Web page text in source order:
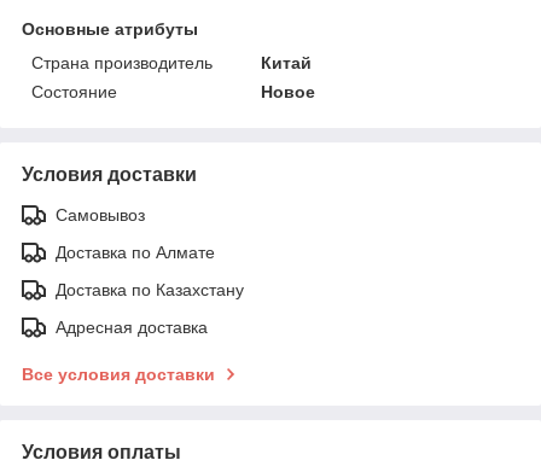
Основные атрибуты
Страна производитель
Китай
Состояние
Новое
Условия доставки
Самовывоз
Доставка по Алмате
Доставка по Казахстану
Адресная доставка
Все условия доставки
Условия оплаты